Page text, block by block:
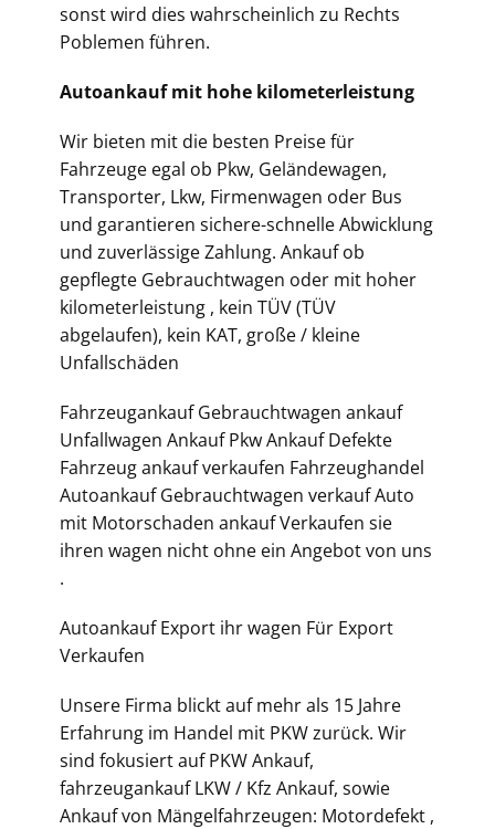
sonst wird dies wahrscheinlich zu Rechts
Poblemen führen.
Autoankauf mit hohe kilometerleistung
Wir bieten mit die besten Preise für
Fahrzeuge egal ob Pkw, Geländewagen,
Transporter, Lkw, Firmenwagen oder Bus
und garantieren sichere-schnelle Abwicklung
und zuverlässige Zahlung. Ankauf ob
gepflegte Gebrauchtwagen oder mit hoher
kilometerleistung , kein TÜV (TÜV
abgelaufen), kein KAT, große / kleine
Unfallschäden
Fahrzeugankauf Gebrauchtwagen ankauf
Unfallwagen Ankauf Pkw Ankauf Defekte
Fahrzeug ankauf verkaufen Fahrzeughandel
Autoankauf Gebrauchtwagen verkauf Auto
mit Motorschaden ankauf Verkaufen sie
ihren wagen nicht ohne ein Angebot von uns
.
Autoankauf Export ihr wagen Für Export
Verkaufen
Unsere Firma blickt auf mehr als 15 Jahre
Erfahrung im Handel mit PKW zurück. Wir
sind fokusiert auf PKW Ankauf,
fahrzeugankauf LKW / Kfz Ankauf, sowie
Ankauf von Mängelfahrzeugen: Motordefekt ,